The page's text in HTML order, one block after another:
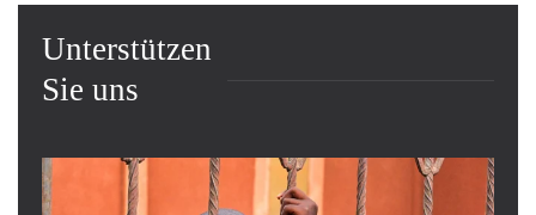
Unterstützen
Sie uns